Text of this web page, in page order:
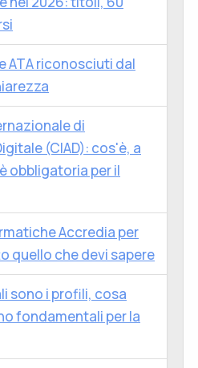
ATA riconosciuti dal
di
(CIAD): cos'è, a
obbligatoria per il
Accredia per
quello che devi sapere
sono i profili, cosa
fondamentali per la